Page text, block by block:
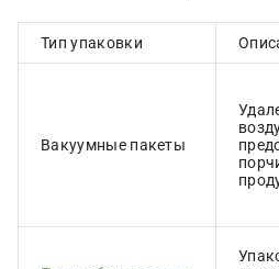
Тип упаковки
Вакуумные пакеты